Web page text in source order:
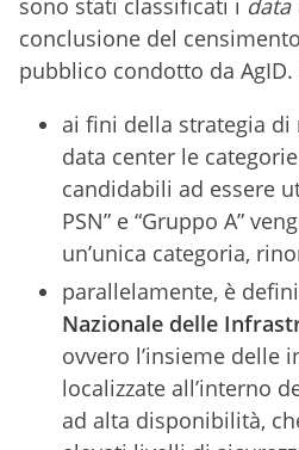
sono stati classificati i data
conclusione del
pubblico condotto da
ai fini della strategia di
data center le
candidabili ad essere
PSN” e “Gruppo A”
un’unica categoria,
parallelamente, è
Nazionale delle
ovvero l’insieme delle
localizzate all’interno
ad alta disponibilità,